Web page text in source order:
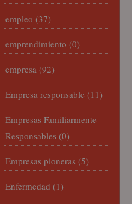
empleo (37)
emprendimiento (0)
empresa (92)
Empresa responsable (11)
Empresas Familiarmente
Responsables (0)
Empresas pioneras (5)
Enfermedad (1)